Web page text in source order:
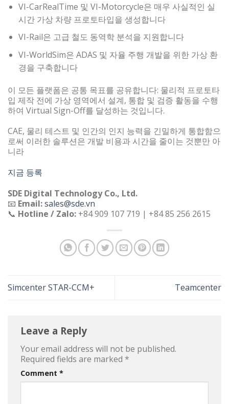
VI-CarRealTime 및 VI-Motorcycle은 매우 사실적인 실
시간 가상 차량 프로토타입을 생성합니다
VI-Rail은 고급 철도 동역학 분석을 지원합니다
VI-WorldSim은 ADAS 및 자율 주행 개발을 위한 가상 환
경을 구축합니다
이 모든 플랫폼은 공통 목표를 공유합니다: 물리적 프로토타
입 제작 전에 가상 영역에서 설계, 통합 및 검증 활동을 수행
하여 Virtual Sign-Off를 달성하는 것입니다.
CAE, 물리 테스트 및 인간의 인지 능력을 긴밀하게 통합함으
로써 이러한 솔루션은 개발 비용과 시간을 줄이는 것뿐만 아
니라
지금 등록
SDE Digital Technology Co., Ltd.
📧 Email:sales@sde.vn
📞 Hotline / Zalo: +84 909 107 719 | +84 85 256 2615
Simcenter STAR-CCM+ Teamcenter
Leave a Reply
Your email address will not be published.
Required fields are marked *
Comment *